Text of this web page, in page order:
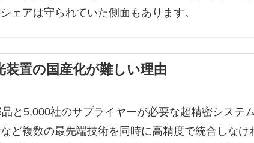
ェアは守られていた側面もあります。
装置の国産化が難しい理由
と5,000社のサプライヤーが必要な超精密システ
ど複数の最先端技術を同時に高精度で統合しな